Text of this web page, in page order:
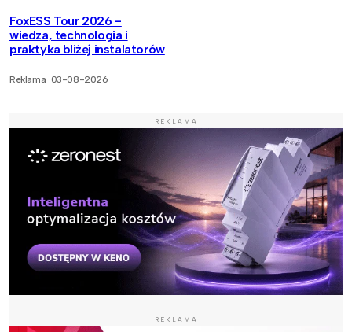
FoxESS Tour 2026 -
wiedza, technologia i
praktyka bliżej instalatorów
Reklama 03-08-2026
REKLAMA
REKLAMA